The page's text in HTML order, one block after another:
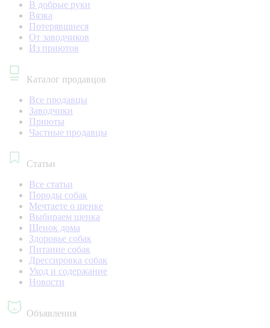
В добрые руки
Вязка
Потерявшиеся
От заводчиков
Из приютов
Каталог продавцов
Все продавцы
Заводчики
Приюты
Частные продавцы
Статьи
Все статьи
Породы собак
Мечтаете о щенке
Выбираем щенка
Щенок дома
Здоровье собак
Питание собак
Дрессировка собак
Уход и содержание
Новости
Объявления